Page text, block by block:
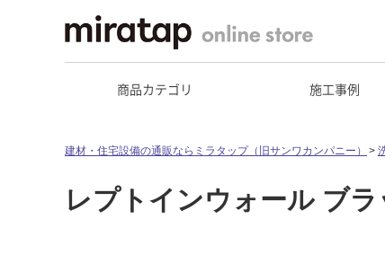
商品カテゴリ 施工事例
建材・住宅設備の通販ならミラタップ（旧サンワカンパニー）
レプトインウォール ブ